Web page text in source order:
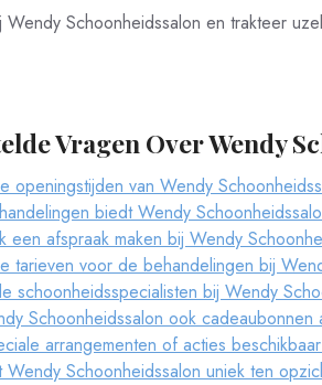
Wendy Schoonheidssalon en trakteer
Vragen Over Wendy
openingstijden van Wendy
biedt Wendy
een afspraak maken bij Wendy
tarieven voor de behandelingen bij
schoonheidsspecialisten bij Wendy
Schoonheidssalon ook cadeaubonnen
arrangementen of acties
Wendy Schoonheidssalon uniek ten